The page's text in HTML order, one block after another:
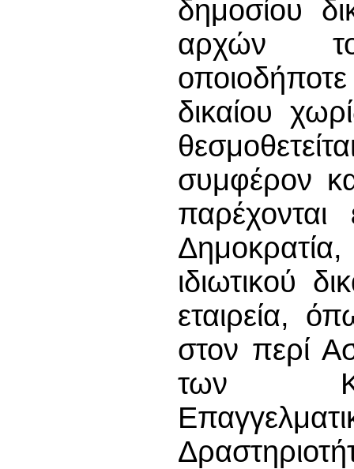
δημοσίου
αρχών
δικαίου
συμφέρον
ιδιωτικού
εταιρεία,
στον περί
των